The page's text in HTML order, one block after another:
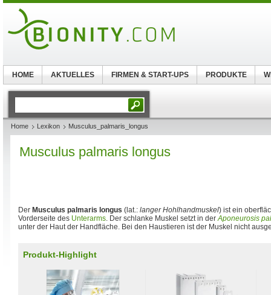
Home Lexikon Musculus_palmaris_longus
Musculus palmaris longus
Der Musculus palmaris longus (lat.: langer Hohlhandmuskel) ist ein
Vorderseite des Unterarms. Der schlanke Muskel setzt in derAponeurosis
unter der Haut der Handfläche. Bei den Haustieren ist der Muskel nicht
Produkt-Highlight
HOME AKTUELLES FIRMEN & START-UPS PRODUKTE